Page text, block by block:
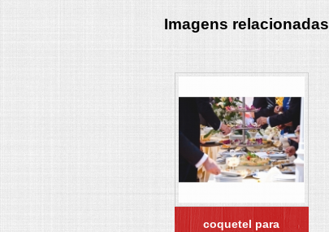
Imagens relacionadas
coquetel para